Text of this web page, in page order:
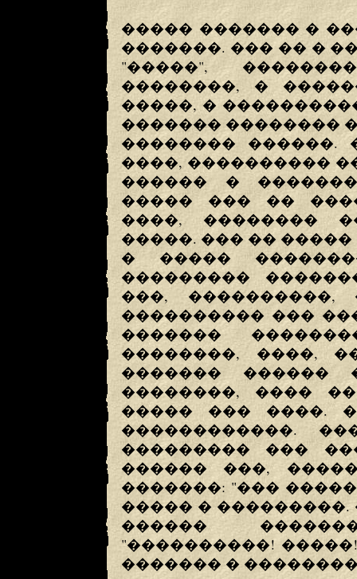
����� ������� �
�������. ��� �� �
"�����",
��������, �
�����, �
������� ��������
�������� ������.
����, ����������
������ �
����� ��� ��
����, ��������
�����. ��� ��
� �����
���������
���, ����������,
���������� ���
�������
��������, ����,
������� ������
��������, ����
����� ��� ����.
������������.
��������� ���
������ ���,
�������: "���
����� �
������
"����������!
������� �